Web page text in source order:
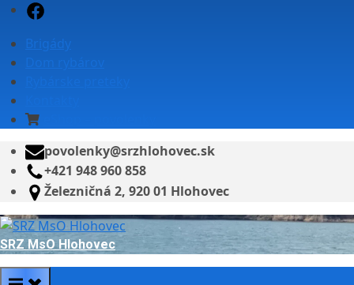
Skip
content
Facebook
Brigády
Dom rybárov
povolenky@srzhlohovec.sk
+421 948 960 858
Železničná 2, 920 01 Hlohovec
SRZ MsO Hlohovec